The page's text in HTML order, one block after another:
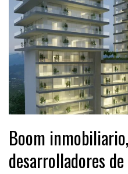
Boom
desarrolladores